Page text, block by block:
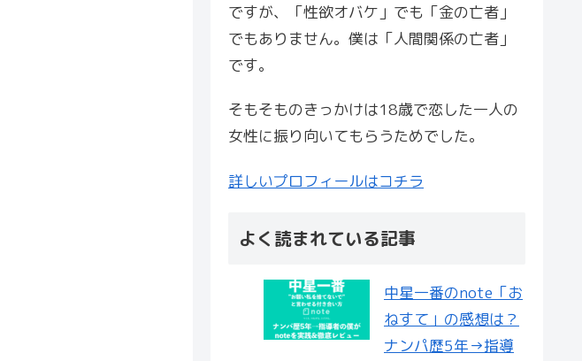
ですが、「性欲オバケ」でも「金の亡者」
でもありません。僕は「人間関係の亡者」
です。
そもそものきっかけは18歳で恋した一人の
女性に振り向いてもらうためでした。
詳しいプロフィールはコチラ
よく読まれている記事
中星一番のnote「お
ねすて」の感想は？
ナンパ歴5年→指導